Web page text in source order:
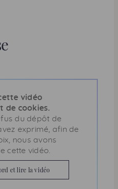
vidéo
de cookies.
du dépôt de
exprimé, afin de
nous avons
cette vidéo.
et lire la vidéo